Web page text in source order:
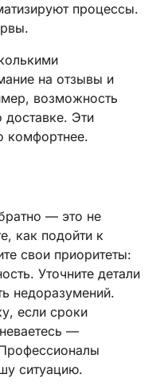
процессы.
на отзывы и
возможность
доставке. Эти
комфортнее.
— это не
как подойти к
свои приоритеты:
Уточните детали
недоразумений.
если сроки
—
ситуацию.